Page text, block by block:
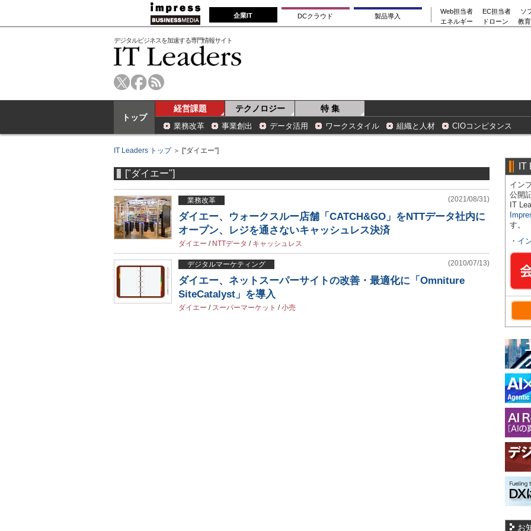
企業IT DCクラウド 製品導入
Web担当者 EC担当者
ソ
エネルギー
ドローン 教
デジタルビジネスを加速する専門情報サイト
トップ
経営課題 テクノロジー 特 集
業務改革 事業創出 データ活用 ワークスタイル 組織と人材 CIOコンピタンス
IT Leaders トップ＞ ["ダイエー"]
["ダイエー"]
業務改革 (2021/08/31)
ダイエー、ウォークスルー店舗「CATCH&GO」をNTTデータ社内に
オープン、レジを通さないキャッシュレス決済
ダイエー / NTTデータ / キャッシュレス
デジタルマーケティング (2010/07/13)
ダイエー、ネットスーパーサイトの改善・最適化に「Omniture
SiteCatalyst」を導入
ダイエー / スーパーマーケット /小売
IT
イン
公開
IT
す。
・ イ
お